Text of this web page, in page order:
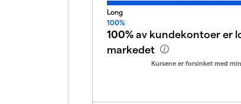
Long
100%
100%av kundekontoer er
markedet
Kursene er forsinket med